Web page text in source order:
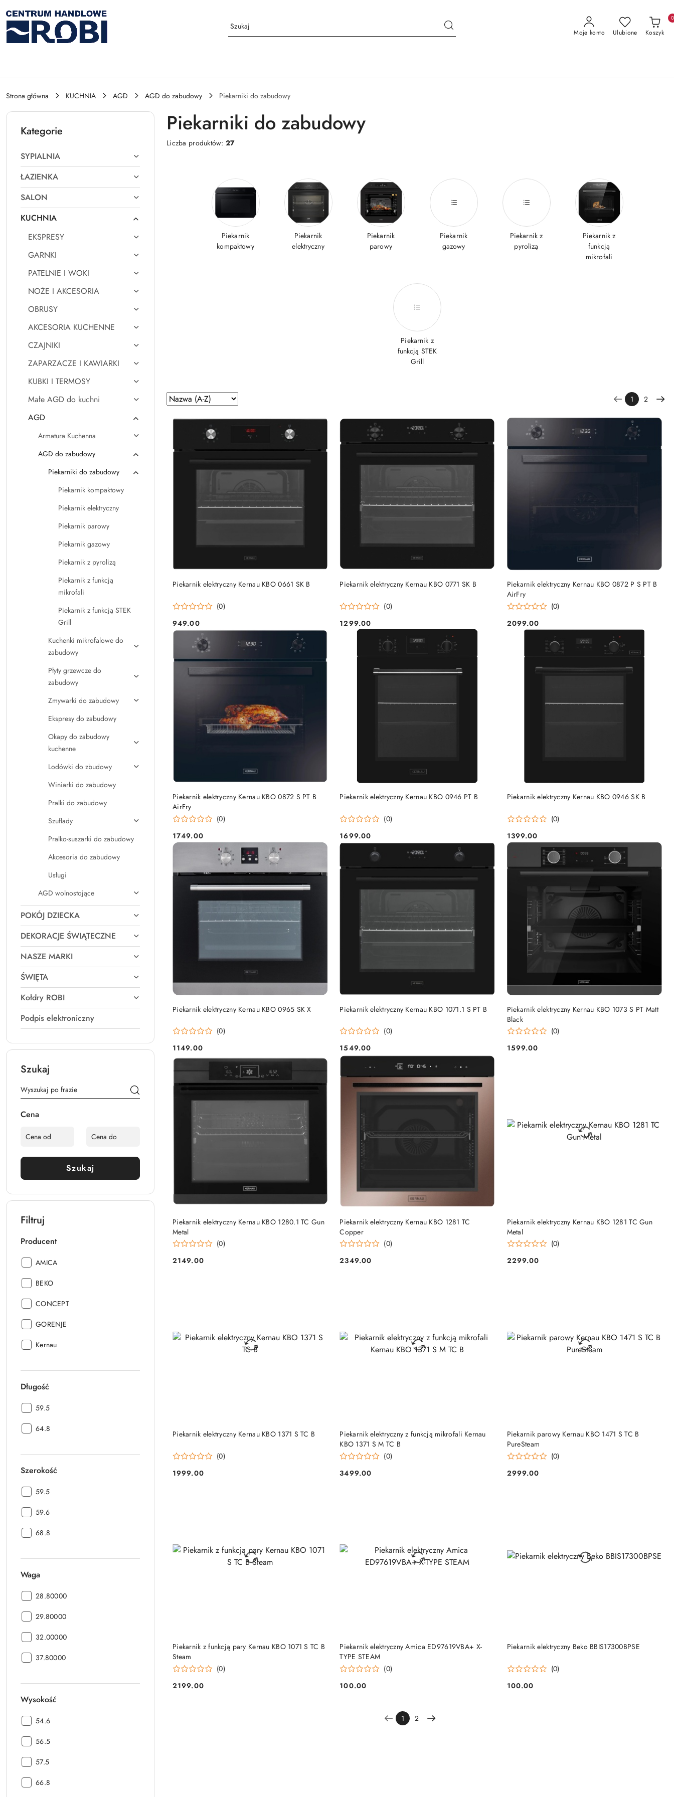
Przejdź do treści głównej
Przejdź do wyszukiwarki
Przejdź do moje konto
Przejdź do menu głównego
Przejdź do stopki
Moje konto Ulubione Koszyk
0
Strona główna KUCHNIA AGD AGD do zabudowy Piekarniki do zabudowy
Kategorie
SYPIALNIA
ŁAZIENKA
SALON
KUCHNIA
EKSPRESY
GARNKI
PATELNIE I WOKI
NOŻE I AKCESORIA
OBRUSY
AKCESORIA KUCHENNE
CZAJNIKI
ZAPARZACZE I KAWIARKI
KUBKI I TERMOSY
Małe AGD do kuchni
AGD
Armatura Kuchenna
AGD do zabudowy
Piekarniki do zabudowy
Piekarnik kompaktowy
Piekarnik elektryczny
Piekarnik parowy
Piekarnik gazowy
Piekarnik z pyrolizą
Piekarnik z funkcją
mikrofali
Piekarnik z funkcją STEK
Grill
Kuchenki mikrofalowe do
zabudowy
Płyty grzewcze do
zabudowy
Zmywarki do zabudowy
Ekspresy do zabudowy
Okapy do zabudowy
kuchenne
Lodówki do zbudowy
Winiarki do zabudowy
Pralki do zabudowy
Szuflady
Pralko-suszarki do zabudowy
Akcesoria do zabudowy
Usługi
AGD wolnostojące
POKÓJ DZIECKA
DEKORACJE ŚWIĄTECZNE
NASZE MARKI
ŚWIĘTA
Kołdry ROBI
Podpis elektroniczny
Szukaj
Cena
Szukaj
Filtruj
Producent
Producent:
AMICA
Producent:
BEKO
Producent:
CONCEPT
Producent:
GORENJE
Producent:
Kernau
Długość
Długość:
59.5
Długość:
64.8
Szerokość
Szerokość:
59.5
Szerokość:
59.6
Szerokość:
68.8
Waga
Waga:
28.80000
Waga:
29.80000
Waga:
32.00000
Waga:
37.80000
Wysokość
Wysokość:
54.6
Wysokość:
56.5
Wysokość:
57.5
Wysokość:
66.8
Piekarniki do zabudowy
Liczba produktów:27
Piekarnik
kompaktowy
Piekarnik
elektryczny
Piekarnik
parowy
Piekarnik
gazowy
Piekarnik z
pyrolizą
Piekarnik z
funkcją
mikrofali
Piekarnik z
funkcją STEK
Grill
Zastosowano
sortowanie:
Nazwa
Sortuj
według
1 2
Piekarnik elektryczny Kernau KBO 0661 SK B
(0)
Cena:
949.00
DO KOSZYKA Piekarnik elektryczny Kernau KBO 0771 SK B
(0)
Cena:
1299.00
DO KOSZYKA
Piekarnik elektryczny Kernau KBO 0872 P S PT B
AirFry
(0)
Cena:
2099.00
DO KOSZYKA
Piekarnik elektryczny Kernau KBO 0872 S PT B
AirFry
(0)
Cena:
1749.00
DO KOSZYKA Piekarnik elektryczny Kernau KBO 0946 PT B
(0)
Cena:
1699.00
DO KOSZYKA Piekarnik elektryczny Kernau KBO 0946 SK B
(0)
Cena:
1399.00
DO KOSZYKA
Piekarnik elektryczny Kernau KBO 0965 SK X
(0)
Cena:
1149.00
DO KOSZYKA Piekarnik elektryczny Kernau KBO 1071.1 S PT B
(0)
Cena:
1549.00
DO KOSZYKA
Piekarnik elektryczny Kernau KBO 1073 S PT Matt
Black
(0)
Cena:
1599.00
DO KOSZYKA
Piekarnik elektryczny Kernau KBO 1280.1 TC Gun
Metal
(0)
Cena:
2149.00
DO KOSZYKA
Piekarnik elektryczny Kernau KBO 1281 TC
Copper
(0)
Cena:
2349.00
DO KOSZYKA
Piekarnik elektryczny Kernau KBO 1281 TC Gun
Metal
(0)
Cena:
2299.00
DO KOSZYKA
Piekarnik elektryczny Kernau KBO 1371 S TC B
(0)
Cena:
1999.00
DO KOSZYKA
Piekarnik elektryczny z funkcją mikrofali Kernau
KBO 1371 S M TC B
(0)
Cena:
3499.00
DO KOSZYKA
Piekarnik parowy Kernau KBO 1471 S TC B
PureSteam
(0)
Cena:
2999.00
DO KOSZYKA
Piekarnik z funkcją pary Kernau KBO 1071 S TC B
Steam
(0)
Cena:
2199.00
DO KOSZYKA
Piekarnik elektryczny Amica ED97619VBA+ X-
TYPE STEAM
(0)
Cena:
100.00
PRODUKT NIEDOSTĘPNY Piekarnik elektryczny Beko BBIS17300BPSE
(0)
Cena:
100.00
PRODUKT NIEDOSTĘPNY
1 2